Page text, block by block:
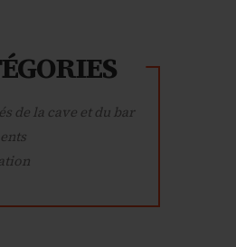
de la cave et du bar